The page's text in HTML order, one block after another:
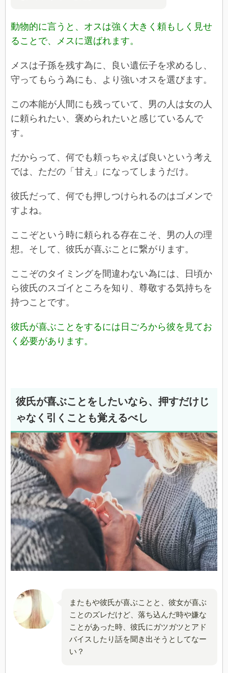
動物的に言うと、オスは強く大きく頼もしく見せ
ることで、メスに選ばれます。
メスは子孫を残す為に、良い遺伝子を求めるし、
守ってもらう為にも、より強いオスを選びます。
この本能が人間にも残っていて、男の人は女の人
に頼られたい、褒められたいと感じているんで
す。
だからって、何でも頼っちゃえば良いという考え
では、ただの「甘え」になってしまうだけ。
彼氏だって、何でも押しつけられるのはゴメンで
すよね。
ここぞという時に頼られる存在こそ、男の人の理
想。そして、彼氏が喜ぶことに繋がります。
ここぞのタイミングを間違わない為には、日頃か
ら彼氏のスゴイところを知り、尊敬する気持ちを
持つことです。
彼氏が喜ぶことをするには日ごろから彼を見てお
く必要があります。
彼氏が喜ぶことをしたいなら、押すだけじ
ゃなく引くことも覚えるべし
またもや彼氏が喜ぶことと、彼女が喜ぶ
ことのズレだけど、落ち込んだ時や嫌な
ことがあった時、彼氏にガツガツとアド
バイスしたり話を聞き出そうとしてなー
い？